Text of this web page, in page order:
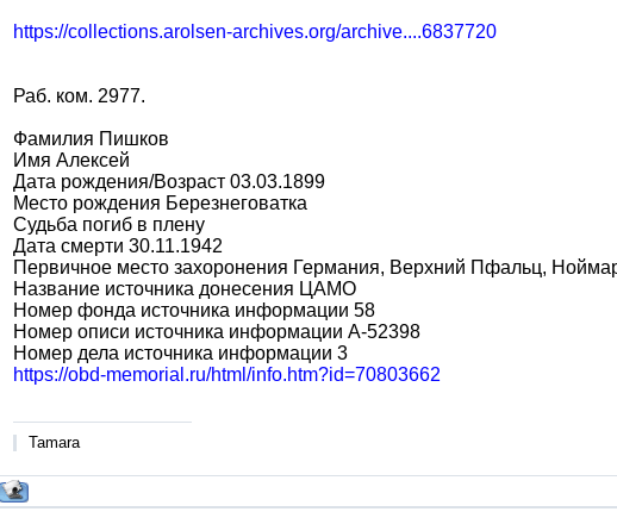
https://collections.arolsen-archives.org/archive....6837720
Раб. ком. 2977.
Фамилия Пишков
Имя Алексей
Дата рождения/Возраст 03.03.1899
Место рождения Березнеговатка
Судьба погиб в плену
Дата смерти 30.11.1942
Первичное место захоронения Германия, Верхний Пфальц,
Название источника донесения ЦАМО
Номер фонда источника информации 58
Номер описи источника информации A-52398
Номер дела источника информации 3
https://obd-memorial.ru/html/info.htm?id=70803662
Tamara